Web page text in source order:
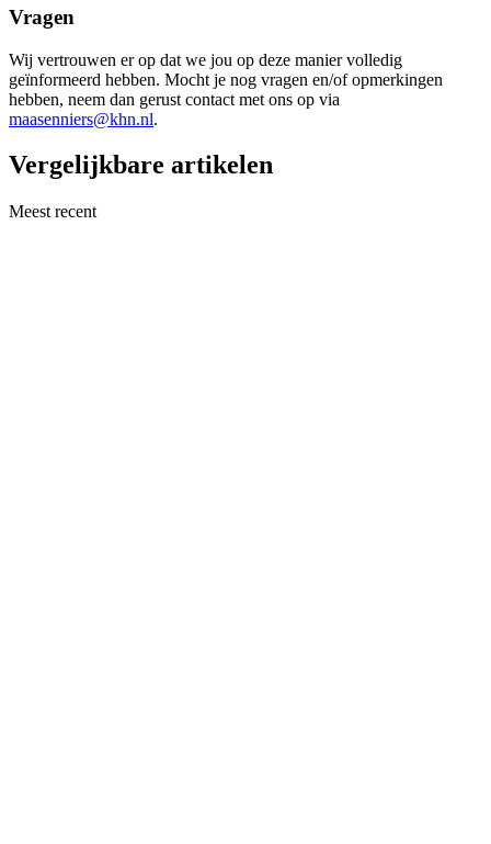
Vragen
Wij vertrouwen er op dat we jou op deze manier volledig
geïnformeerd hebben. Mocht je nog vragen en/of opmerkingen
hebben, neem dan gerust contact met ons op via
maasenniers@khn.nl.
Vergelijkbare artikelen
Meest recent